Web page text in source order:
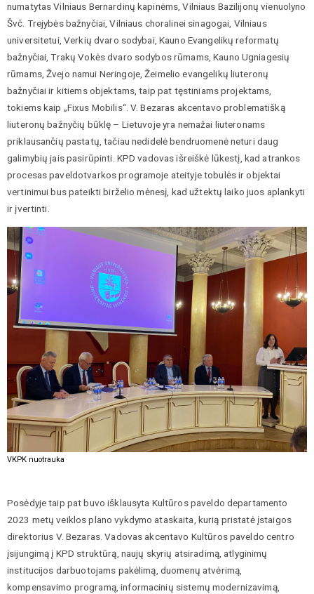
numatytas Vilniaus Bernardinų kapinėms, Vilniaus Bazilijonų vienuolyno
Švč. Trejybės bažnyčiai, Vilniaus choralinei sinagogai, Vilniaus
universitetui, Verkių dvaro sodybai, Kauno Evangelikų reformatų
bažnyčiai, Trakų Vokės dvaro sodybos rūmams, Kauno Ugniagesių
rūmams, Žvejo namui Neringoje, Žeimelio evangelikų liuteronų
bažnyčiai ir kitiems objektams, taip pat tęstiniams projektams,
tokiems kaip „Fixus Mobilis“. V. Bezaras akcentavo problematišką
liuteronų bažnyčių būklę – Lietuvoje yra nemažai liuteronams
priklausančių pastatų, tačiau nedidelė bendruomenė neturi daug
galimybių jais pasirūpinti. KPD vadovas išreiškė lūkestį, kad atrankos
procesas paveldotvarkos programoje ateityje tobulės ir objektai
vertinimui bus pateikti birželio mėnesį, kad užtektų laiko juos aplankyti
ir įvertinti.
VKPK nuotrauka
Posėdyje taip pat buvo išklausyta Kultūros paveldo departamento
2023 metų veiklos plano vykdymo ataskaita, kurią pristatė įstaigos
direktorius V. Bezaras. Vadovas akcentavo Kultūros paveldo centro
įsijungimą į KPD struktūrą, naujų skyrių atsiradimą, atlyginimų
institucijos darbuotojams pakėlimą, duomenų atvėrimą,
kompensavimo programą, informacinių sistemų modernizavimą,